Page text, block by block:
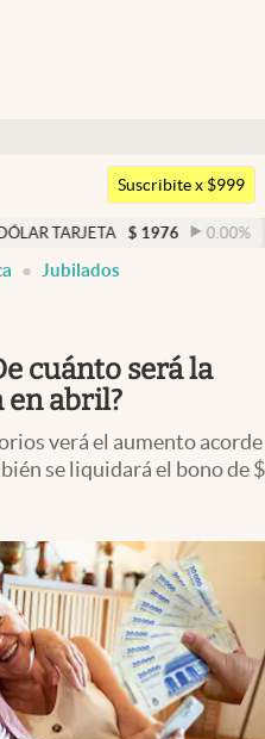
Argentina
Uruguay
Suscribite x $999
$ 1976 0.00% DÓLAR
Jubilados
cuánto será la
abril?
verá el aumento acorde
se liquidará el bono de $